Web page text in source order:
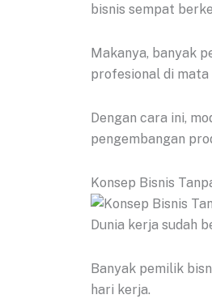
bisnis sempat
Makanya, banyak
profesional di mata
Dengan cara ini,
pengembangan
Konsep Bisnis
Dunia kerja sudah
Banyak pemilik
hari kerja.